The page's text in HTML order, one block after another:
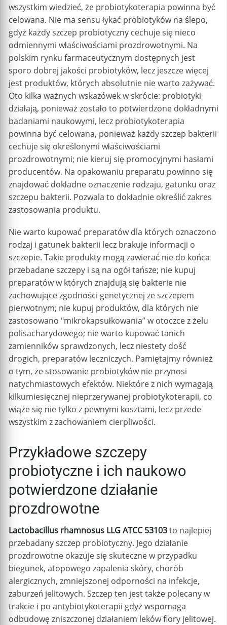
wszystkim wiedzieć, że probiotykoterapia powinna być
celowana. Nie ma sensu łykać probiotyków na ślepo,
gdyż każdy szczep probiotyczny cechuje się nieco
odmiennymi właściwościami prozdrowotnymi. Na
polskim rynku farmaceutycznym dostępnych jest
sporo dobrej jakości probiotyków, lecz jeszcze więcej
jest produktów, których absolutnie nie warto zażywać.
Oto kilka ważnych wskazówek w skrócie: probiotyki
działają, ponieważ zostało to potwierdzone dokładnymi
badaniami naukowymi, lecz probiotykoterapia
powinna być celowana, ponieważ każdy szczep bakterii
cechuje się określonymi właściwościami
prozdrowotnymi; nie kieruj się promocyjnymi hasłami
producentów. Na opakowaniu preparatu powinno się
znajdować dokładne oznaczenie rodzaju, gatunku oraz
szczepu bakterii. Pozwala to dokładnie określić zakres
zastosowania produktu.
Nie warto kupować preparatów dla których oznaczono
rodzaj i gatunek bakterii lecz brakuje informacji o
szczepie. Takie produkty mogą zawierać nie do końca
przebadane szczepy i są na ogół tańsze; nie kupuj
preparatów w których znajdują się bakterie nie
zachowujące zgodności genetycznej ze szczepem
pierwotnym; nie kupuj produktów, dla których nie
zastosowano "mikrokapsułkowania” w otoczce z żelu
polisacharydowego; nie warto kupować tanich
zamienników sprawdzonych, lecz niestety dość
drogich, preparatów leczniczych. Pamiętajmy również
o tym, że stosowanie probiotyków nie przynosi
natychmiastowych efektów. Niektóre z nich wymagają
kilkumiesięcznej nieprzerywanej probiotykoterapii, co
wiąże się nie tylko z pewnymi kosztami, lecz przede
wszystkim z zachowaniem cierpliwości.
Przykładowe szczepy
probiotyczne i ich naukowo
potwierdzone działanie
prozdrowotne
Lactobacillus rhamnosus LLG ATCC 53103to najlepiej
przebadany szczep probiotyczny. Jego działanie
prozdrowotne okazuje się skuteczne w przypadku
biegunek, atopowego zapalenia skóry, chorób
alergicznych, zmniejszonej odporności na infekcje,
zaburzeń jelitowych. Szczep ten jest także polecany w
trakcie i po antybiotykoterapii gdyż wspomaga
odbudowę zniszczonej działaniem leków flory jelitowej.